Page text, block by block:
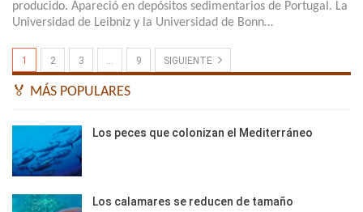
producido. Apareció en depósitos sedimentarios de Portugal. La
Universidad de Leibniz y la Universidad de Bonn…
1 2 3 … 9 SIGUIENTE
🏅 MÁS POPULARES
Los peces que colonizan el Mediterráneo
Los calamares se reducen de tamaño